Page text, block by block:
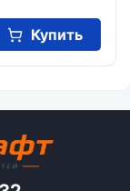
Купить